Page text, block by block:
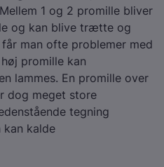
1 og 2 promille bliver
og kan blive trætte og
man ofte problemer med
promille kan
lammes. En promille over
dog meget store
tegning
kan kalde